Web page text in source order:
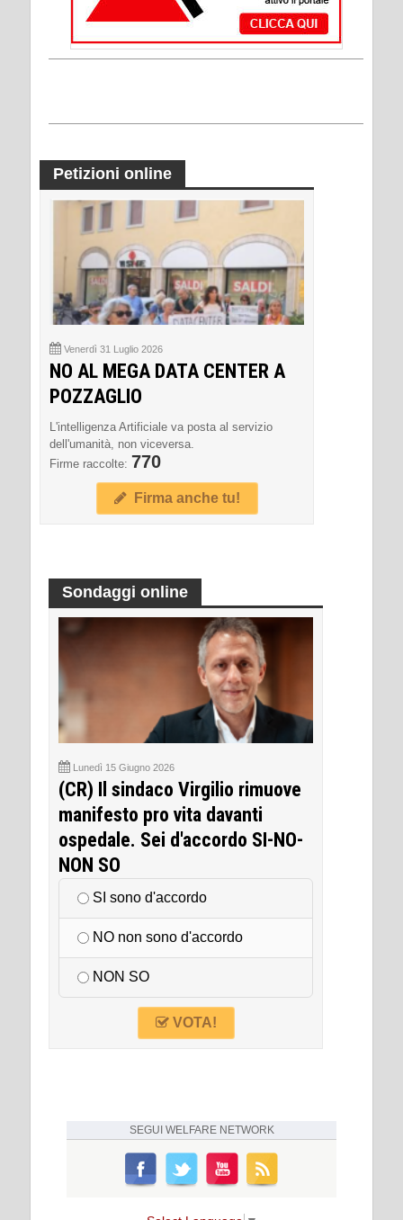
Petizioni online
Venerdì 31 Luglio 2026
NO AL MEGA DATA CENTER A
POZZAGLIO
L'intelligenza Artificiale va posta al servizio
dell'umanità, non viceversa.
Firme raccolte: 770
Firma anche tu!
Sondaggi online
Lunedì 15 Giugno 2026
(CR) Il sindaco Virgilio rimuove
manifesto pro vita davanti
ospedale. Sei d'accordo SI-NO-
NON SO
SI sono d'accordo
NO non sono d'accordo
NON SO
VOTA!
SEGUI WELFARE NETWORK